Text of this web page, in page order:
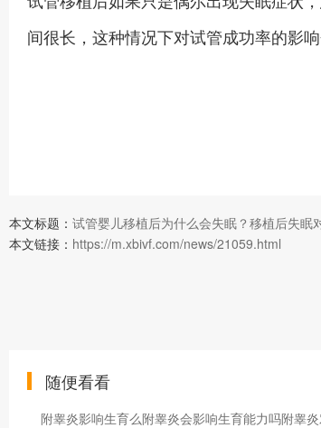
间很长，这种情况下对试管成功率的影
本文标题： 试管婴儿移植后为什么会失眠？移植后失眠
本文链接： https://m.xbivf.com/news/21059.html
随便看看
附睾炎影响生育么附睾炎会影响生育能力吗附睾